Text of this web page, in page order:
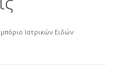
Ιατρικών Ειδών